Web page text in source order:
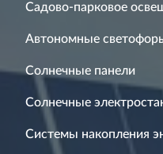
Садово-парковое
Автономные
Солнечные панели
Солнечные
Системы накопления